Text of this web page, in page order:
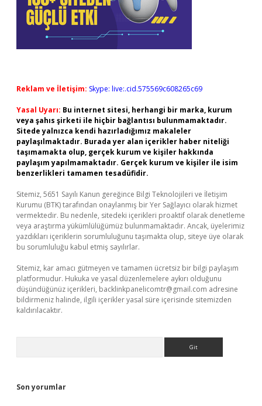
Reklam ve İletişim: Skype: live:.cid.575569c608265c69
Yasal Uyarı: Bu internet sitesi, herhangi bir marka, kurum
veya şahıs şirketi ile hiçbir bağlantısı bulunmamaktadır.
Sitede yalnızca kendi hazırladığımız makaleler
paylaşılmaktadır. Burada yer alan içerikler haber niteliği
taşımamakta olup, gerçek kurum ve kişiler hakkında
paylaşım yapılmamaktadır. Gerçek kurum ve kişiler ile isim
benzerlikleri tamamen tesadüfidir.
Sitemiz, 5651 Sayılı Kanun gereğince Bilgi Teknolojileri ve İletişim
Kurumu (BTK) tarafından onaylanmış bir Yer Sağlayıcı olarak hizmet
vermektedir. Bu nedenle, sitedeki içerikleri proaktif olarak denetleme
veya araştırma yükümlülüğümüz bulunmamaktadır. Ancak, üyelerimiz
yazdıkları içeriklerin sorumluluğunu taşımakta olup, siteye üye olarak
bu sorumluluğu kabul etmiş sayılırlar.
Sitemiz, kar amacı gütmeyen ve tamamen ücretsiz bir bilgi paylaşım
platformudur. Hukuka ve yasal düzenlemelere aykırı olduğunu
düşündüğünüz içerikleri, backlinkpanelicomtr@gmail.com adresine
bildirmeniz halinde, ilgili içerikler yasal süre içerisinde sitemizden
kaldırılacaktır.
Son yorumlar